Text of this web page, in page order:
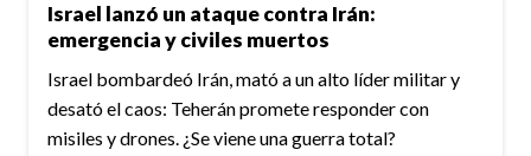
Israel lanzó un ataque contra Irán:
emergencia y civiles muertos
Israel bombardeó Irán, mató a un alto líder militar y
desató el caos: Teherán promete responder con
misiles y drones. ¿Se viene una guerra total?